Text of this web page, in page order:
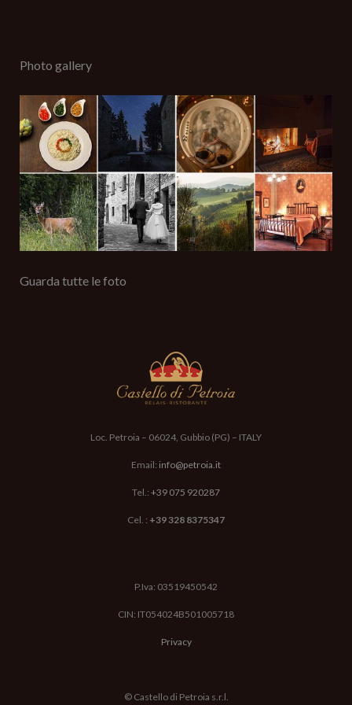
Il tuo messaggio (richiesto)
articoli 7, 13 e 23 del D.Lgs. n.196/2003
Scrivi il risultato di 1+2=?
Photo gallery
Guarda tutte le foto
Loc. Petroia – 06024, Gubbio (PG) – ITALY
Email: info@petroia.it
Tel.: +39 075 920287
Cel. : +39 328 8375347
P.Iva: 03519450542
CIN: IT054024B501005718
Privacy
© Castello di Petroia s.r.l.